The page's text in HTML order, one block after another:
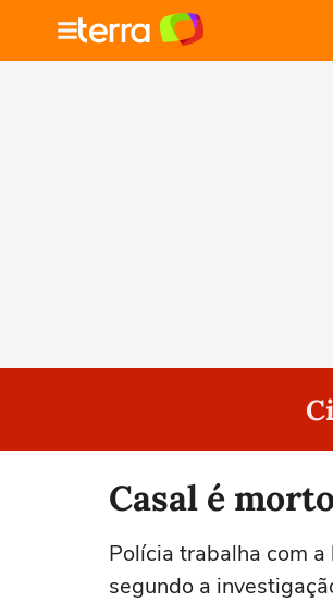
Casal é
Polícia trabalha com
segundo a